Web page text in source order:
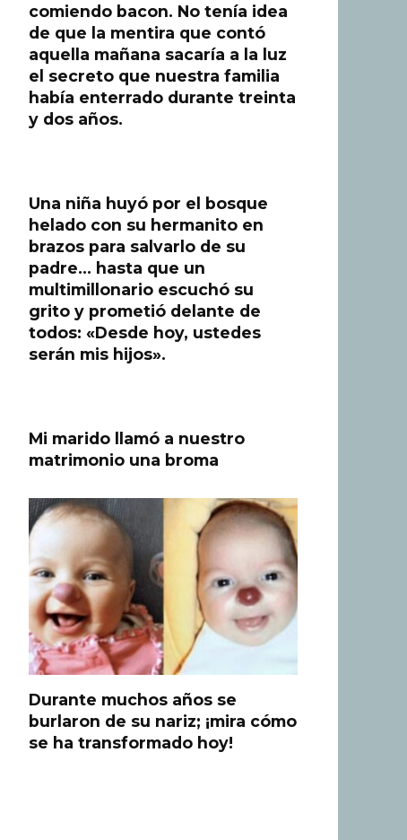
comiendo bacon. No tenía idea
de que la mentira que contó
aquella mañana sacaría a la luz
el secreto que nuestra familia
había enterrado durante treinta
y dos años.
Una niña huyó por el bosque
helado con su hermanito en
brazos para salvarlo de su
padre… hasta que un
multimillonario escuchó su
grito y prometió delante de
todos: «Desde hoy, ustedes
serán mis hijos».
Mi marido llamó a nuestro
matrimonio una broma
Durante muchos años se
burlaron de su nariz; ¡mira cómo
se ha transformado hoy!